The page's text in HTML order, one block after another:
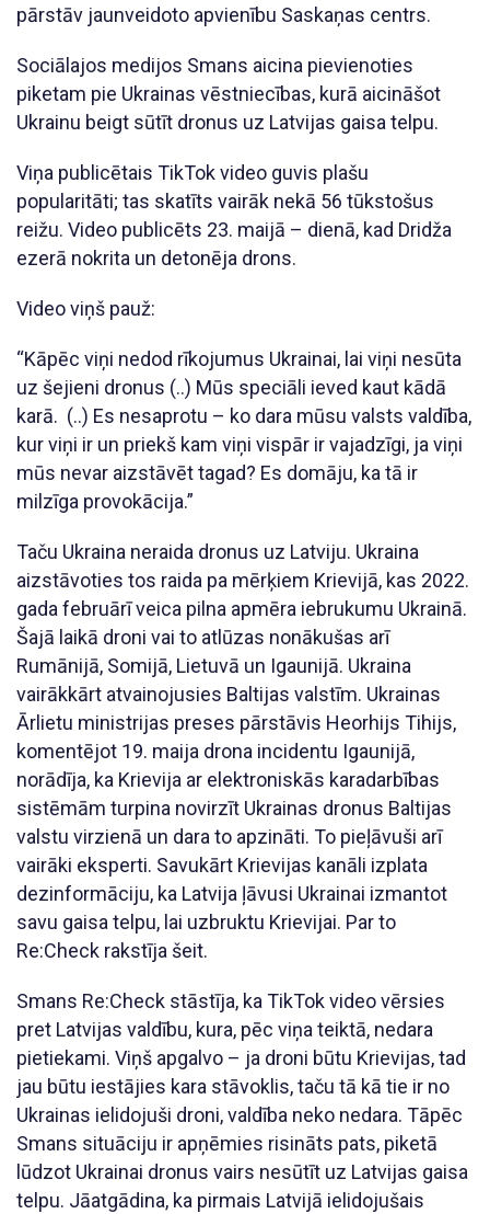
pārstāv jaunveidoto apvienību Saskaņas centrs.
Sociālajos medijos Smans aicina pievienoties
piketam pie Ukrainas vēstniecības, kurā aicināšot
Ukrainu beigt sūtīt dronus uz Latvijas gaisa telpu.
Viņa publicētais TikTok video guvis plašu
popularitāti; tas skatīts vairāk nekā 56 tūkstošus
reižu. Video publicēts 23. maijā – dienā, kad Dridža
ezerā nokrita un detonēja drons.
Video viņš pauž:
“Kāpēc viņi nedod rīkojumus Ukrainai, lai viņi nesūta
uz šejieni dronus (..) Mūs speciāli ieved kaut kādā
karā. (..) Es nesaprotu – ko dara mūsu valsts valdība,
kur viņi ir un priekš kam viņi vispār ir vajadzīgi, ja viņi
mūs nevar aizstāvēt tagad? Es domāju, ka tā ir
milzīga provokācija.”
Taču Ukraina neraida dronus uz Latviju. Ukraina
aizstāvoties tos raida pa mērķiem Krievijā, kas 2022.
gada februārī veica pilna apmēra iebrukumu Ukrainā.
Šajā laikā droni vai to atlūzas nonākušas arī
Rumānijā, Somijā, Lietuvā un Igaunijā. Ukraina
vairākkārt atvainojusies Baltijas valstīm. Ukrainas
Ārlietu ministrijas preses pārstāvis Heorhijs Tihijs,
komentējot 19. maija drona incidentu Igaunijā,
norādīja, ka Krievija ar elektroniskās karadarbības
sistēmām turpina novirzīt Ukrainas dronus Baltijas
valstu virzienā un dara to apzināti. To pieļāvuši arī
vairāki eksperti. Savukārt Krievijas kanāli izplata
dezinformāciju, ka Latvija ļāvusi Ukrainai izmantot
savu gaisa telpu, lai uzbruktu Krievijai. Par to
Re:Check rakstīja šeit.
Smans Re:Check stāstīja, ka TikTok video vērsies
pret Latvijas valdību, kura, pēc viņa teiktā, nedara
pietiekami. Viņš apgalvo – ja droni būtu Krievijas, tad
jau būtu iestājies kara stāvoklis, taču tā kā tie ir no
Ukrainas ielidojuši droni, valdība neko nedara. Tāpēc
Smans situāciju ir apņēmies risināts pats, piketā
lūdzot Ukrainai dronus vairs nesūtīt uz Latvijas gaisa
telpu. Jāatgādina, ka pirmais Latvijā ielidojušais